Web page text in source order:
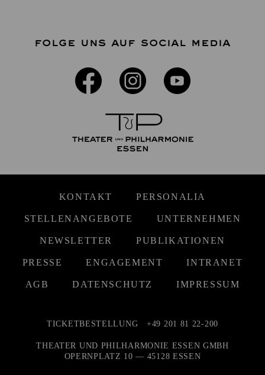
FOLGE UNS AUF SOCIAL MEDIA
KONTAKT PERSONALIA
STELLENANGEBOTE UNTERNEHMEN
NEWSLETTER PUBLIKATIONEN
PRESSE ENGAGEMENT INTRANET
AGB DATENSCHUTZ IMPRESSUM
TICKETBESTELLUNG +49 201 81 22-200
THEATER UND PHILHARMONIE ESSEN GMBH
OPERNPLATZ 10 — 45128 ESSEN